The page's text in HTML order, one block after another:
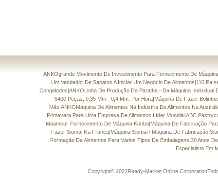
ANKOgrande Movimento De Investimento Para Fornecimento De
Um Vendedor De Sapatos A Iniciar Um Negócio De Alimentos|110
Congelados|ANKOLinha De Produção Da Paratha - Da Máquina Individual
5400 Peças, 0,35 Mm - 0,4 Mm, Por Hora|Máquina De Fazer
Mão|ANKOMáquina De Alimentos Na Indústria De Alimentos Na
Primavera Para Uma Empresa De Alimentos Líder Mundial|ABC
Maamoul. Fornecimento De Máquina Kubba|Máquina De Fabricação
Fazer Siomai Na França|Máquina Siomai / Máquina De Fabricação
Formação De Alimentos Para Vários Tipos De Embalagens|30 Anos
Especialista Em
Copyright© 2022Ready-Market Online